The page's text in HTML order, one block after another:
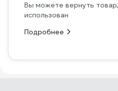
Вы можете вернуть
использован
Подробнее